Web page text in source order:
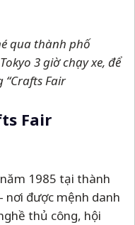
qua thành phố
3 giờ chạy xe, để
Fair
Fair
1985 tại thành
được mệnh danh
thủ công, hội